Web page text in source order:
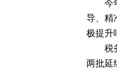
今
导、精
极提升
税
两批延